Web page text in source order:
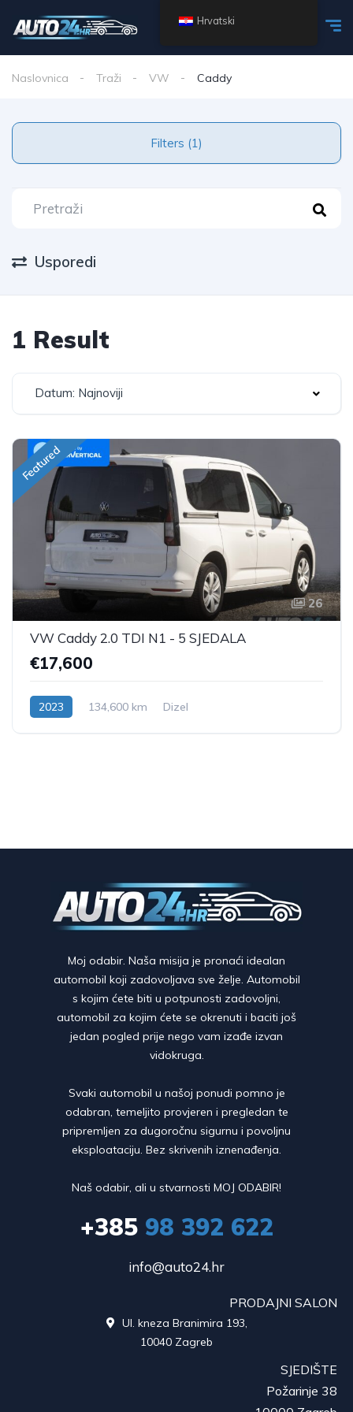
Naslovnica Traži VW Caddy
Filters (1)
Usporedi
1 Result
Datum: Najnoviji
Featured
26
VW Caddy 2.0 TDI N1 - 5 SJEDALA
€17,600
2023 134,600 km Dizel
Moj odabir. Naša misija je pronaći idealan
automobil koji zadovoljava sve želje. Automobil
s kojim ćete biti u potpunosti zadovoljni,
automobil za kojim ćete se okrenuti i baciti još
jedan pogled prije nego vam izađe izvan
vidokruga.
Svaki automobil u našoj ponudi pomno je
odabran, temeljito provjeren i pregledan te
pripremljen za dugoročnu sigurnu i povoljnu
eksploataciju. Bez skrivenih iznenađenja.
Naš odabir, ali u stvarnosti MOJ ODABIR!
+38598 392 622
info@auto24.hr
PRODAJNI SALON
Ul. kneza Branimira 193,
10040 Zagreb
SJEDIŠTE
Požarinje 38
Hrvatski